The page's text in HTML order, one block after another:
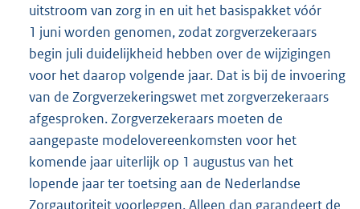
uitstroom van zorg in en uit het basispakket vóór
1 juni worden genomen, zodat zorgverzekeraars
begin juli duidelijkheid hebben over de wijzigingen
voor het daarop volgende jaar. Dat is bij de invoering
van de Zorgverzekeringswet met zorgverzekeraars
afgesproken. Zorgverzekeraars moeten de
aangepaste modelovereenkomsten voor het
komende jaar uiterlijk op 1 augustus van het
lopende jaar ter toetsing aan de Nederlandse
Zorgautoriteit voorleggen. Alleen dan garandeert de